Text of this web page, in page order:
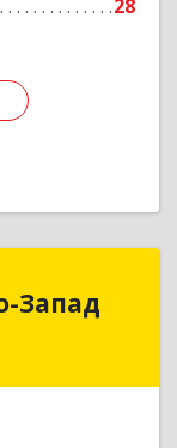
28
Запад
Запад
пр-кт,